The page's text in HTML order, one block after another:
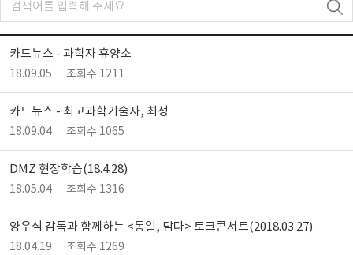
카드뉴스 - 과학자 휴양소
18.09.05 조회수 1211
카드뉴스 - 최고과학기술자, 최성
18.09.04 조회수 1065
DMZ 현장학습(18.4.28)
18.05.04 조회수 1316
양우석 감독과 함께하는 <통일, 담다> 토크콘서트(2018.03.27)
18.04.19 조회수 1269